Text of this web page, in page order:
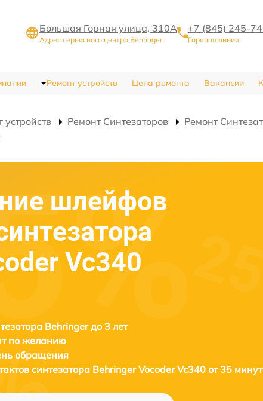
Большая Горная улица, 310А
Адрес сервисного центра Behringer
+7 (845) 245-
Горячая линия
Ремонт устройств Цена ремонта Вакансии
устройств Ремонт Синтезаторов
Ремонт
шлейфов
Vc340
Behringer до 3 лет
по желанию
обращения
синтезатора Behringer Vocoder Vc340 от 35 минут